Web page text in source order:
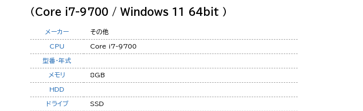
（Core i7-9700 / Windows 11 64bit ）
メーカー その他
CPU Core i7-9700
型番・年式
メモリ 8GB
HDD
ドライブ SSD